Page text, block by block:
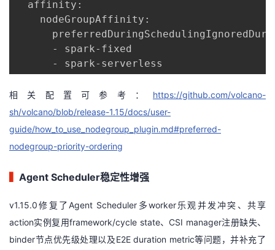
affinity:
nodeGroupAffinity:
- spark-fixed
- spark-serverless
相关配置可参考： https://github.com/volcano-
sh/volcano/blob/release-1.15/docs/user-
guide/how_to_use_nodegroup_plugin.md#preferred-
nodegroup-priority-ordering
Agent Scheduler稳定性增强
v1.15.0修复了Agent Scheduler多worker乐观并发冲突、共享
action实例复用framework/cycle state、CSI manager注册缺失、
binder节点优先级处理以及E2E duration metric等问题，并补充了